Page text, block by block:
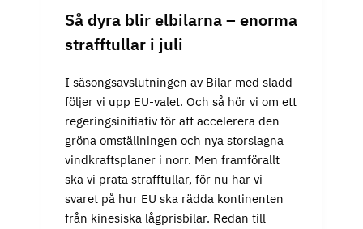
Så dyra blir elbilarna – enorma
strafftullar i juli
I säsongsavslutningen av Bilar med sladd
följer vi upp EU-valet. Och så hör vi om ett
regeringsinitiativ för att accelerera den
gröna omställningen och nya storslagna
vindkraftsplaner i norr. Men framförallt
ska vi prata strafftullar, för nu har vi
svaret på hur EU ska rädda kontinenten
från kinesiska lågprisbilar. Redan till